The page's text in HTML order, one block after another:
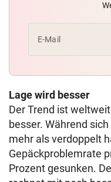
E-Mail
Lage wird besser
Der Trend ist
besser. Während
mehr als verdoppelt
Gepäckproblemrate
Prozent gesunken.